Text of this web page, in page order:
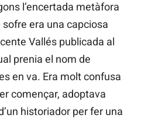
l’encertada metàfora
era una capciosa
Vallés publicada al
prenia el nom de
en va. Era molt confusa
començar, adoptava
historiador per fer una